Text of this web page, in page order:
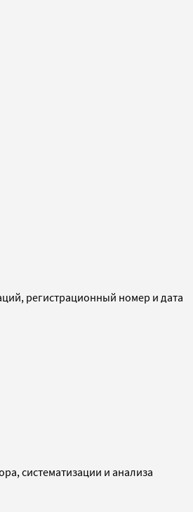
регистрационный номер и дата
систематизации и анализа